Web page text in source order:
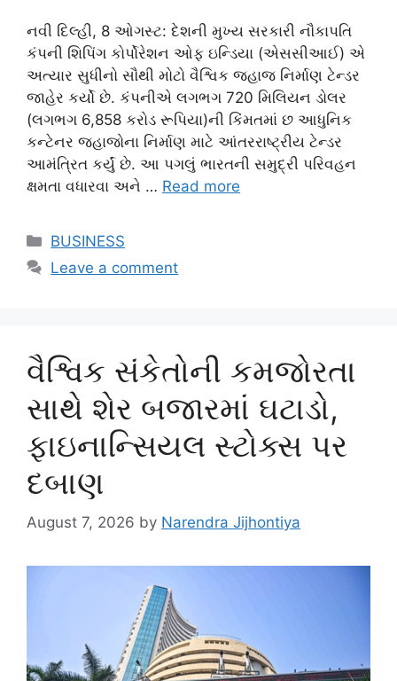
નવી દિલ્હી, 8 ઓગસ્ટ: દેશની મુખ્ય સરકારી નૌકાપતિ
કંપની શિપિંગ કોર્પોરેશન ઓફ ઇન્ડિયા (એસસીઆઈ) એ
અત્યાર સુધીનો સૌથી મોટો વૈશ્વિક જહાજ નિર્માણ ટેન્ડર
જાહેર કર્યો છે. કંપનીએ લગભગ 720 મિલિયન ડોલર
(લગભગ 6,858 કરોડ રૂપિયા)ની કિંમતમાં છ આધુનિક
કન્ટેનર જહાજોના નિર્માણ માટે આંતરરાષ્ટ્રીય ટેન્ડર
આમંત્રિત કર્યું છે. આ પગલું ભારતની સમુદ્રી પરિવહન
ક્ષમતા વધારવા અને … Read more
Categories
BUSINESS
Leave a comment
વૈશ્વિક સંકેતોની કમજોરતા
સાથે શેર બજારમાં ઘટાડો,
ફાઇનાન્સિયલ સ્ટોક્સ પર
દબાણ
August 7, 2026 by Narendra Jijhontiya